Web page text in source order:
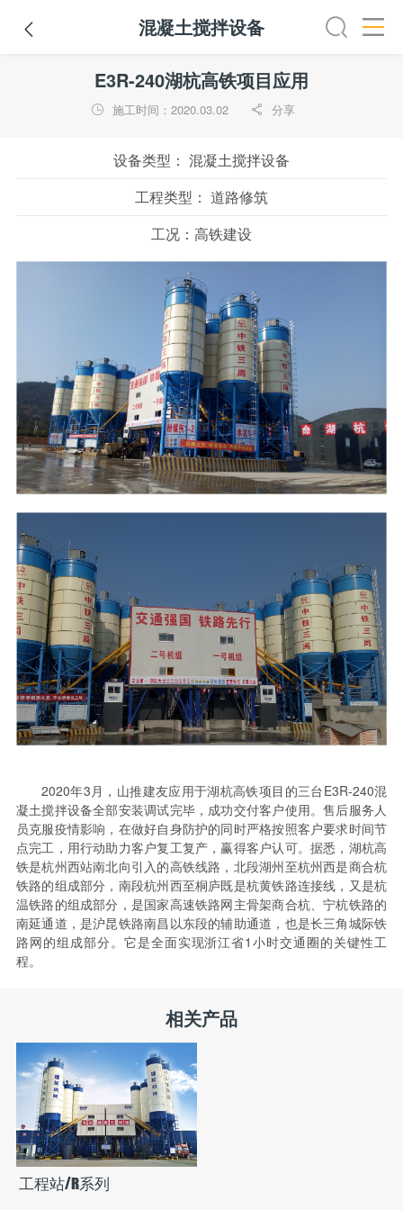
 混凝土搅拌设备
铣刨机 摊铺机 冷再生机 吊管机
E3R-240湖杭高铁项目应用
 施工时间：2020.03.02  分享
设备类型： 混凝土搅拌设备
工程类型： 道路修筑
工况： 高铁建设
2020年3月，山推建友应用于湖杭高铁项目的三台E3R-240混
凝土搅拌设备全部安装调试完毕，成功交付客户使用。售后服务人
员克服疫情影响，在做好自身防护的同时严格按照客户要求时间节
点完工，用行动助力客户复工复产，赢得客户认可。据悉，湖杭高
铁是杭州西站南北向引入的高铁线路，北段湖州至杭州西是商合杭
铁路的组成部分，南段杭州西至桐庐既是杭黄铁路连接线，又是杭
温铁路的组成部分，是国家高速铁路网主骨架商合杭、宁杭铁路的
南延通道，是沪昆铁路南昌以东段的辅助通道，也是长三角城际铁
路网的组成部分。它是全面实现浙江省1小时交通圈的关键性工
程。
相关产品
工程站/R系列